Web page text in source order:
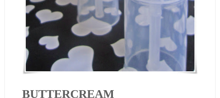
BUTTERCREAM